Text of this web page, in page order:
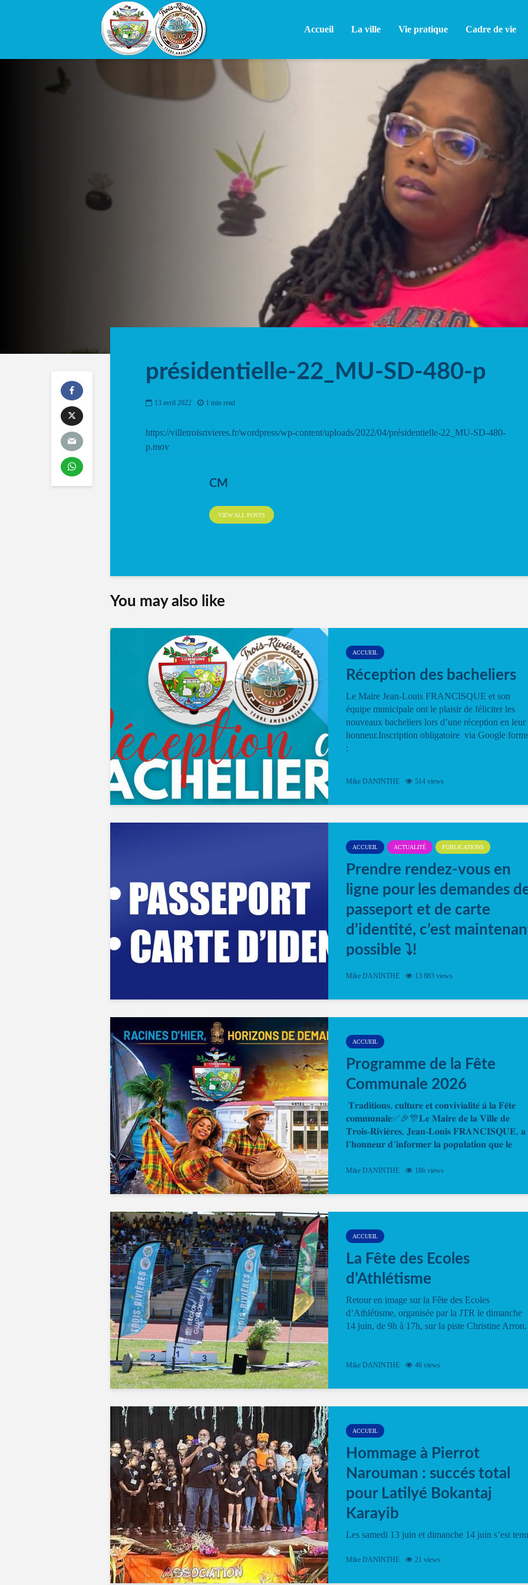
Accueil La ville Vie pratique Cadre de vie
présidentielle-22_MU-SD-480-p
13 avril 2022 1 min read
https://villetroisrivieres.fr/wordpress/wp-content/uploads/2022/04/présidentielle-22_MU-SD-480-
p.mov
CM
VIEW ALL POSTS
You may also like
ACCUEIL
Réception des bacheliers
Le Maire Jean-Louis FRANCISQUE et son
équipe municipale ont le plaisir de féliciter les
nouveaux bacheliers lors d’une réception en leur
honneur.Inscription obligatoire via Google
:
Mike DANINTHE 514 views
ACCUEIL ACTUALITÉ PUBLICATIONS
Prendre rendez-vous en
ligne pour les demandes
passeport et de carte
d’identité, c’est
possible ⤵️!
Désormais, il est possible de prendre rendez-
Mike DANINTHE 13 883 views
ACCUEIL
Programme de la Fête
Communale 2026
𝐓𝐫𝐚𝐝𝐢𝐭𝐢𝐨𝐧𝐬, 𝐜𝐮𝐥𝐭𝐮𝐫𝐞 𝐞𝐭 𝐜𝐨𝐧𝐯𝐢𝐯𝐢𝐚𝐥𝐢𝐭𝐞́ 𝐚̀ 𝐥𝐚 𝐅𝐞̂𝐭𝐞
𝐜𝐨𝐦𝐦𝐮𝐧𝐚𝐥𝐞✅🎉🎊𝐋𝐞 𝐌𝐚𝐢𝐫𝐞 𝐝𝐞 𝐥𝐚 𝐕𝐢𝐥𝐥𝐞 𝐝𝐞
𝐓𝐫𝐨𝐢𝐬-𝐑𝐢𝐯𝐢𝐞̀𝐫𝐞𝐬, 𝐉𝐞𝐚𝐧-𝐋𝐨𝐮𝐢𝐬 𝐅𝐑𝐀𝐍𝐂𝐈𝐒𝐐𝐔𝐄, 𝐚
𝐥’𝐡𝐨𝐧𝐧𝐞𝐮𝐫 𝐝’𝐢𝐧𝐟𝐨𝐫𝐦𝐞𝐫 𝐥𝐚 𝐩𝐨𝐩𝐮𝐥𝐚𝐭𝐢𝐨𝐧 𝐪𝐮𝐞 𝐥𝐞
Mike DANINTHE 186 views
ACCUEIL
La Fête des Ecoles
d’Athlétisme
Retour en image sur la Fête des Ecoles
d’Athlétisme, organisée par la JTR le dimanche
14 juin, de 9h à 17h, sur la piste Christine Arron.
Mike DANINTHE 46 views
ACCUEIL
Hommage à Pierrot
Narouman : succés total
pour Latilyé Bokantaj
Karayib
Les samedi 13 juin et dimanche 14 juin s’est tenu
vibrant à Pierrot Narouman, organisé par
Mike DANINTHE 21 views